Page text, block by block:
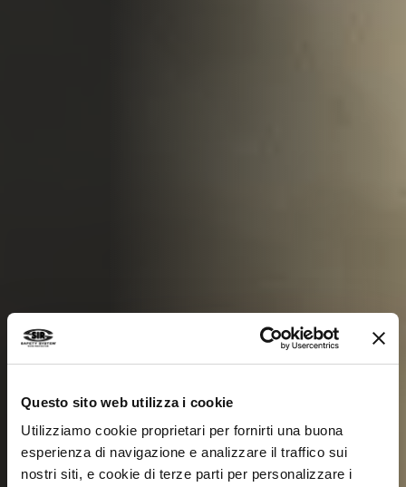
Questo sito web utilizza i cookie
Utilizziamo cookie proprietari per fornirti una buona
esperienza di navigazione e analizzare il traffico sui
nostri siti, e cookie di terze parti per personalizzare i